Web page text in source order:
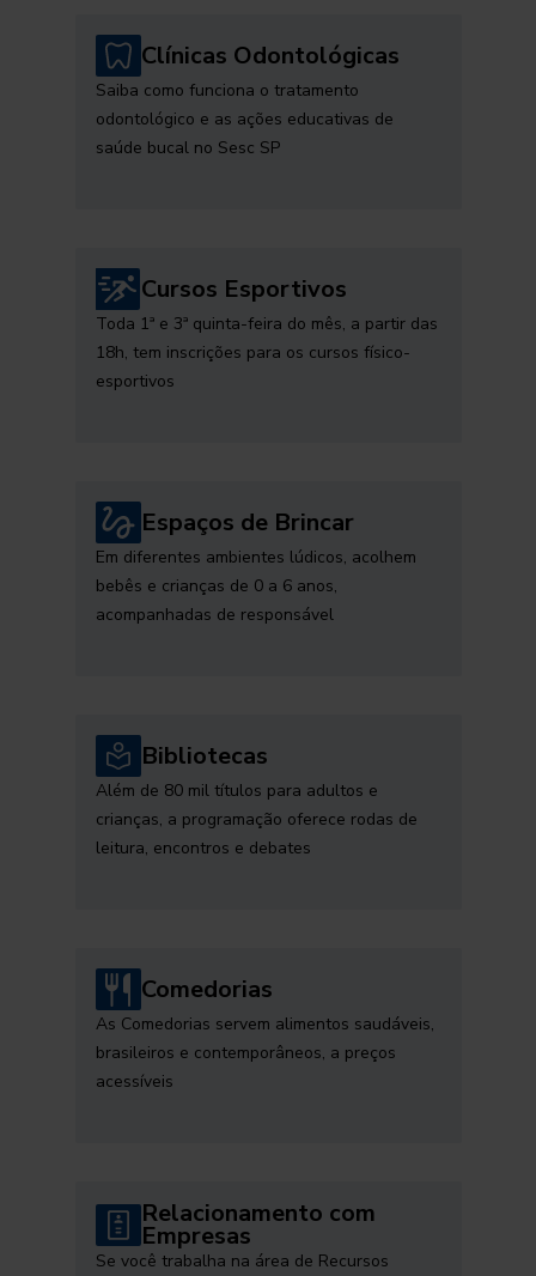
Clínicas Odontológicas
Saiba como funciona o tratamento
odontológico e as ações educativas de
saúde bucal no Sesc SP
Cursos Esportivos
Toda 1ª e 3ª quinta-feira do mês, a partir das
18h, tem inscrições para os cursos físico-
esportivos
Espaços de Brincar
Em diferentes ambientes lúdicos, acolhem
bebês e crianças de 0 a 6 anos,
acompanhadas de responsável
Bibliotecas
Além de 80 mil títulos para adultos e
crianças, a programação oferece rodas de
leitura, encontros e debates
Comedorias
As Comedorias servem alimentos saudáveis,
brasileiros e contemporâneos, a preços
acessíveis
Relacionamento com
Empresas
Se você trabalha na área de Recursos